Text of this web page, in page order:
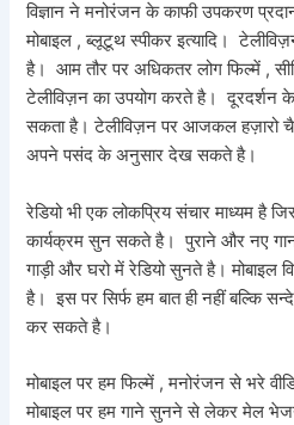
विज्ञान ने मनोरंजन के काफी उपकरण
मोबाइल , ब्लूटूथ स्पीकर इत्यादि।
है। आम तौर पर अधिकतर लोग फिल्में ,
टेलीविज़न का उपयोग करते है। दूरदर्शन के
सकता है। टेलीविज़न पर आजकल हज़ारो
अपने पसंद के अनुसार देख सकते है।
रेडियो भी एक लोकप्रिय संचार माध्यम है
कार्यक्रम सुन सकते है। पुराने और नए
गाड़ी और घरो में रेडियो सुनते है। मोबाइल
है। इस पर सिर्फ हम बात ही नहीं बल्कि
कर सकते है।
मोबाइल पर हम फिल्में , मनोरंजन से भरे
मोबाइल पर हम गाने सुनने से लेकर मेल